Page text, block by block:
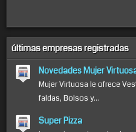
últimas empresas registradas
Novedades Mujer
Mujer Virtuosa le ofrece
faldas, Bolsos y...
Super Pizza